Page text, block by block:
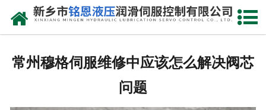
网站首页
新闻动态
常州穆格伺服维修中应该怎么解决阀芯
问题